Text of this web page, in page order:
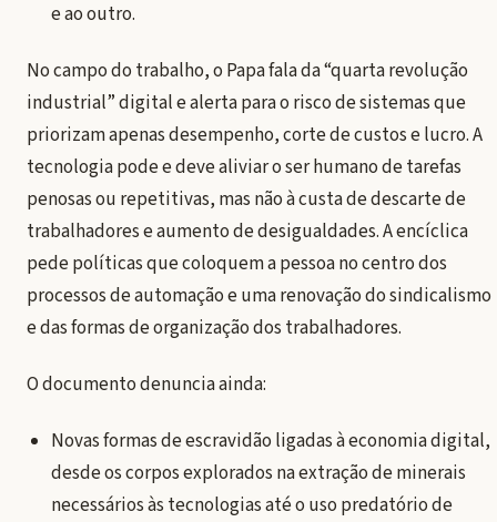
e ao outro.
No campo do trabalho, o Papa fala da “quarta revolução
industrial” digital e alerta para o risco de sistemas que
priorizam apenas desempenho, corte de custos e lucro. A
tecnologia pode e deve aliviar o ser humano de tarefas
penosas ou repetitivas, mas não à custa de descarte de
trabalhadores e aumento de desigualdades. A encíclica
pede políticas que coloquem a pessoa no centro dos
processos de automação e uma renovação do sindicalismo
e das formas de organização dos trabalhadores.
O documento denuncia ainda:
Novas formas de escravidão ligadas à economia digital,
desde os corpos explorados na extração de minerais
necessários às tecnologias até o uso predatório de